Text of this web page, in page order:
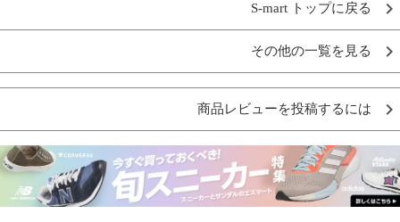
S-mart トップに戻る
その他の一覧を見る
商品レビューを投稿するには